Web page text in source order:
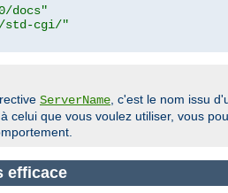
docs"
std-cgi/"
ServerName, c'est le nom issu
celui que vous voulez utiliser, vous
efficace